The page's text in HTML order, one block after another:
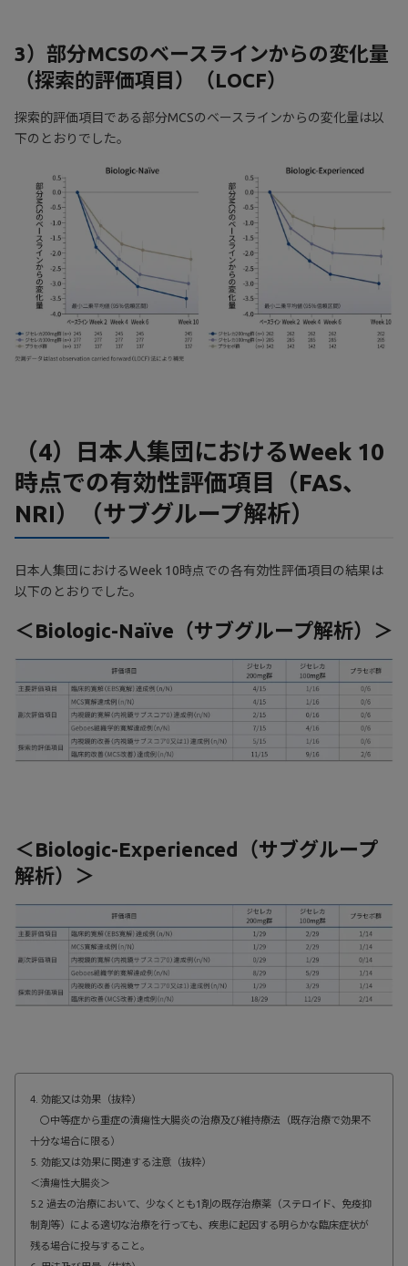
3）部分MCSのベースラインからの変化量
（探索的評価項目）（LOCF）
探索的評価項目である部分MCSのベースラインからの変化量は以
下のとおりでした。
（4）日本人集団におけるWeek 10
時点での有効性評価項目（FAS、
NRI）（サブグループ解析）
日本人集団におけるWeek 10時点での各有効性評価項目の結果は
以下のとおりでした。
＜Biologic-Naïve（サブグループ解析）＞
＜Biologic-Experienced（サブグループ
解析）＞
4. 効能又は効果（抜粋）
〇中等症から重症の潰瘍性大腸炎の治療及び維持療法（既存治療で効果不
十分な場合に限る）
5. 効能又は効果に関連する注意（抜粋）
＜潰瘍性大腸炎＞
5.2 過去の治療において、少なくとも1剤の既存治療薬（ステロイド、免疫抑
制剤等）による適切な治療を行っても、疾患に起因する明らかな臨床症状が
残る場合に投与すること。